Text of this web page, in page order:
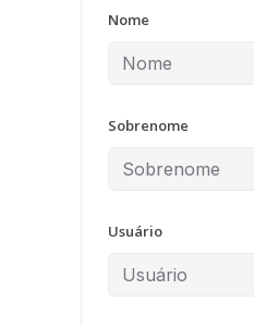
Nome
Sobrenome
Usuário